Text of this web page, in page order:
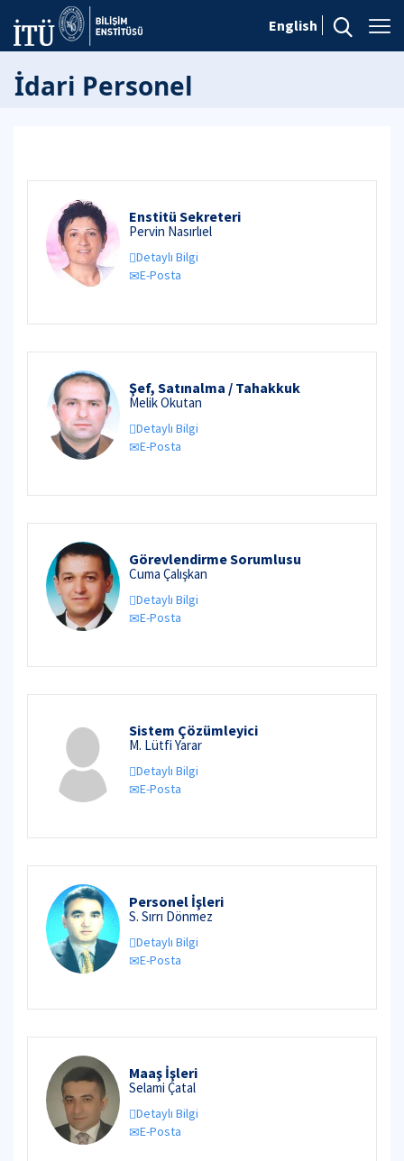
English
İdari Personel
Enstitü Sekreteri
Pervin Nasırlıel
Detaylı Bilgi
E-Posta
Şef, Satınalma / Tahakkuk
Melik Okutan
Detaylı Bilgi
E-Posta
Görevlendirme Sorumlusu
Cuma Çalışkan
Detaylı Bilgi
E-Posta
Sistem Çözümleyici
M. Lütfi Yarar
Detaylı Bilgi
E-Posta
Personel İşleri
S. Sırrı Dönmez
Detaylı Bilgi
E-Posta
Maaş İşleri
Selami Çatal
Detaylı Bilgi
E-Posta